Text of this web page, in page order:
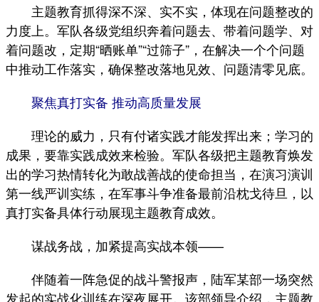
主题教育抓得深不深、实不实，体现在问题整改的
力度上。军队各级党组织奔着问题去、带着问题学、对
着问题改，定期“晒账单”“过筛子”，在解决一个个问题
中推动工作落实，确保整改落地见效、问题清零见底。
聚焦真打实备 推动高质量发展
理论的威力，只有付诸实践才能发挥出来；学习的
成果，要靠实践成效来检验。军队各级把主题教育焕发
出的学习热情转化为敢战善战的使命担当，在演习演训
第一线严训实练，在军事斗争准备最前沿枕戈待旦，以
真打实备具体行动展现主题教育成效。
谋战务战，加紧提高实战本领——
伴随着一阵急促的战斗警报声，陆军某部一场突然
发起的实战化训练在深夜展开。该部领导介绍，主题教